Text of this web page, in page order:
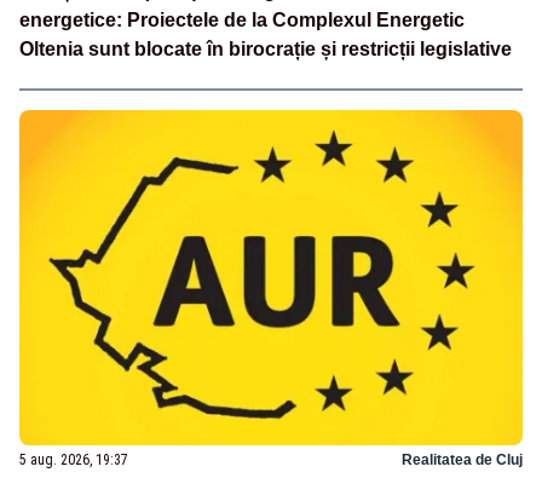
energetice: Proiectele de la Complexul Energetic
Oltenia sunt blocate în birocrație și restricții legislative
5 aug. 2026, 19:37 Realitatea de Cluj